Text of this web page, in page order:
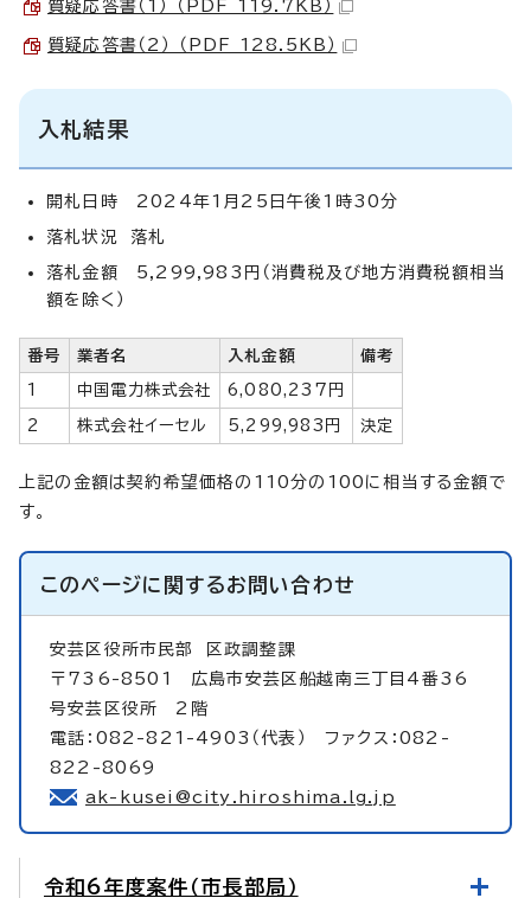
質疑応答書（1） （PDF 119.7KB）
質疑応答書（2） （PDF 128.5KB）
入札結果
開札日時 2024年1月25日午後1時30分
落札状況 落札
落札金額 5,299,983円（消費税及び地方消費税額相当
額を除く）
番号 業者名 入札金額 備考
1 中国電力株式会社 6,080,237円
2 株式会社イーセル 5,299,983円 決定
上記の金額は契約希望価格の110分の100に相当する金額で
す。
このページに関するお問い合わせ
安芸区役所市民部
区政調整課
〒736-8501 広島市安芸区船越南三丁目4番36
号安芸区役所 2階
電話：082-821-4903（代表） ファクス：082-
822-8069
ak-kusei@city.hiroshima.lg.jp
令和6年度案件（市長部局）